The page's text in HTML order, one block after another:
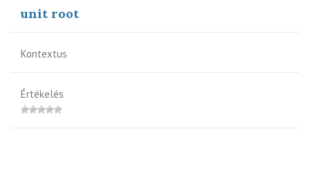
unit root
Kontextus
Értékelés